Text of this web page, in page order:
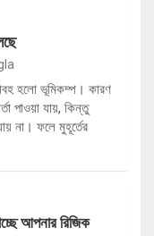
হলো ভূমিকম্প। কারণ
পাওয়া যায়, কিন্তু
না। ফলে মুহূর্তের
আপনার রিজিক